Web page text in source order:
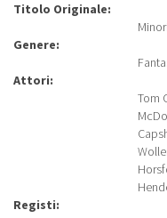
Titolo Originale:
Genere:
Attori:
Tom
Registi: